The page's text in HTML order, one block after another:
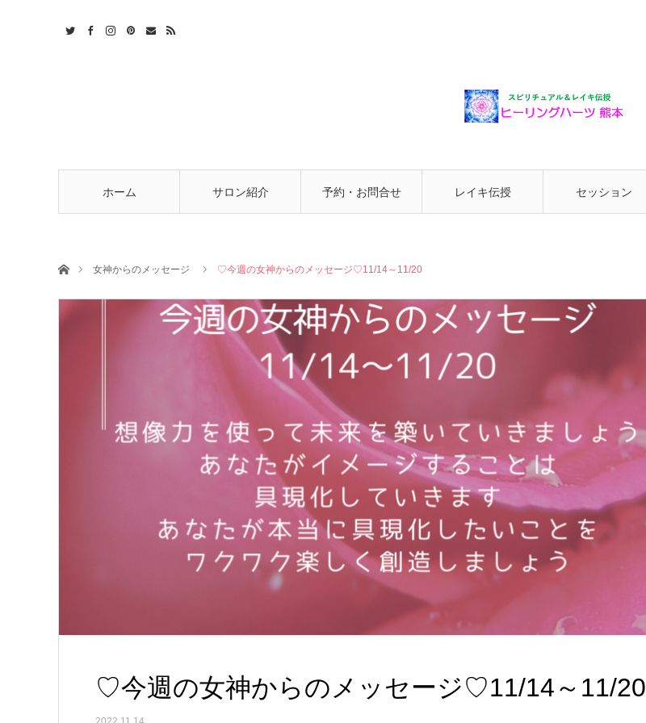
ホーム サロン紹介 予約・お問合せ レイキ伝授 セッション
ホーム女神からのメッセージ ♡今週の女神からのメッセージ♡11/14～11/20
♡今週の女神からのメッセージ♡11/14～11/20